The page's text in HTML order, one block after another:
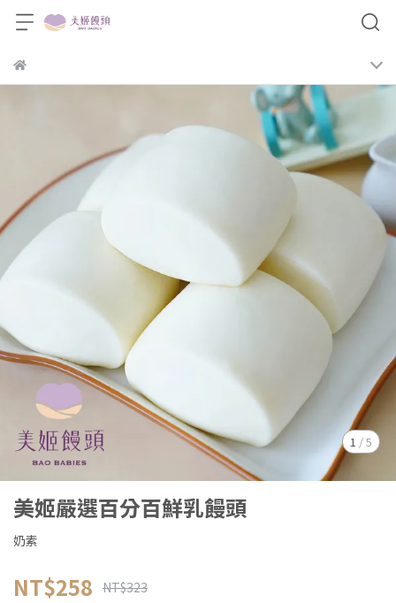
1 /5
美姬嚴選百分百鮮乳饅頭
奶素
NT$258 NT$323